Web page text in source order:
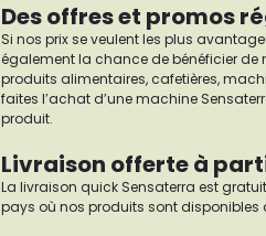
Des offres et promos
Si nos prix se veulent les plus
également la chance de bénéficier de
produits alimentaires, cafetières,
faites l’achat d’une machine
produit.
Livraison offerte à
La livraison quick Sensaterra est
pays où nos produits sont disponibles